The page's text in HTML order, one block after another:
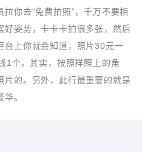
你去“免费拍照”，千万不要相
好姿势，卡卡卡拍很多张，然后
台上你就会知道，照片30元一
1个。其实，按照样照上的角
片的。另外，此行最重要的就是
。